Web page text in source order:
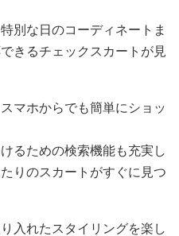
別な日のコーディネートま
きるチェックスカートが見
マホからでも簡単にショッ
るための検索機能も充実し
りのスカートがすぐに見つ
入れたスタイリングを楽し